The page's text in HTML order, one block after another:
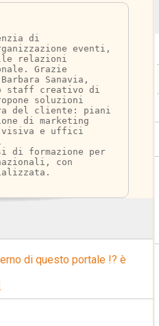
di
eventi,
relazioni
Grazie
Sanavia,
staff creativo di
soluzioni
del cliente: piani
di marketing
visiva e uffici
di formazione per
con
di questo portale !? è